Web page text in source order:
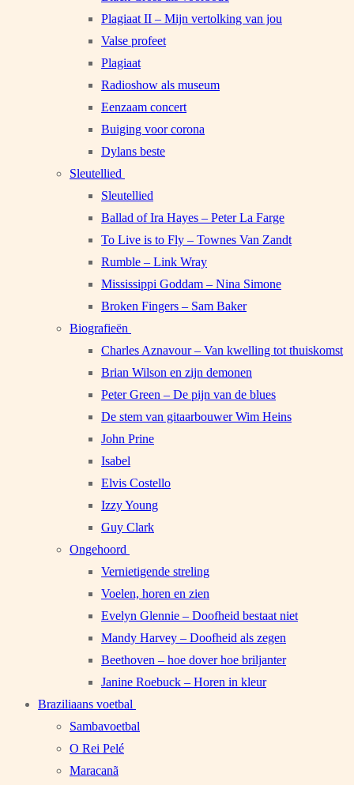
Plagiaat II – Mijn vertolking van jou
Valse profeet
Plagiaat
Radioshow als museum
Eenzaam concert
Buiging voor corona
Dylans beste
Sleutellied
Sleutellied
Ballad of Ira Hayes – Peter La Farge
To Live is to Fly – Townes Van Zandt
Rumble – Link Wray
Mississippi Goddam – Nina Simone
Broken Fingers – Sam Baker
Biografieën
Charles Aznavour – Van kwelling tot thuiskomst
Brian Wilson en zijn demonen
Peter Green – De pijn van de blues
De stem van gitaarbouwer Wim Heins
John Prine
Isabel
Elvis Costello
Izzy Young
Guy Clark
Ongehoord
Vernietigende streling
Voelen, horen en zien
Evelyn Glennie – Doofheid bestaat niet
Mandy Harvey – Doofheid als zegen
Beethoven – hoe dover hoe briljanter
Janine Roebuck – Horen in kleur
Braziliaans voetbal
Sambavoetbal
O Rei Pelé
Maracanã